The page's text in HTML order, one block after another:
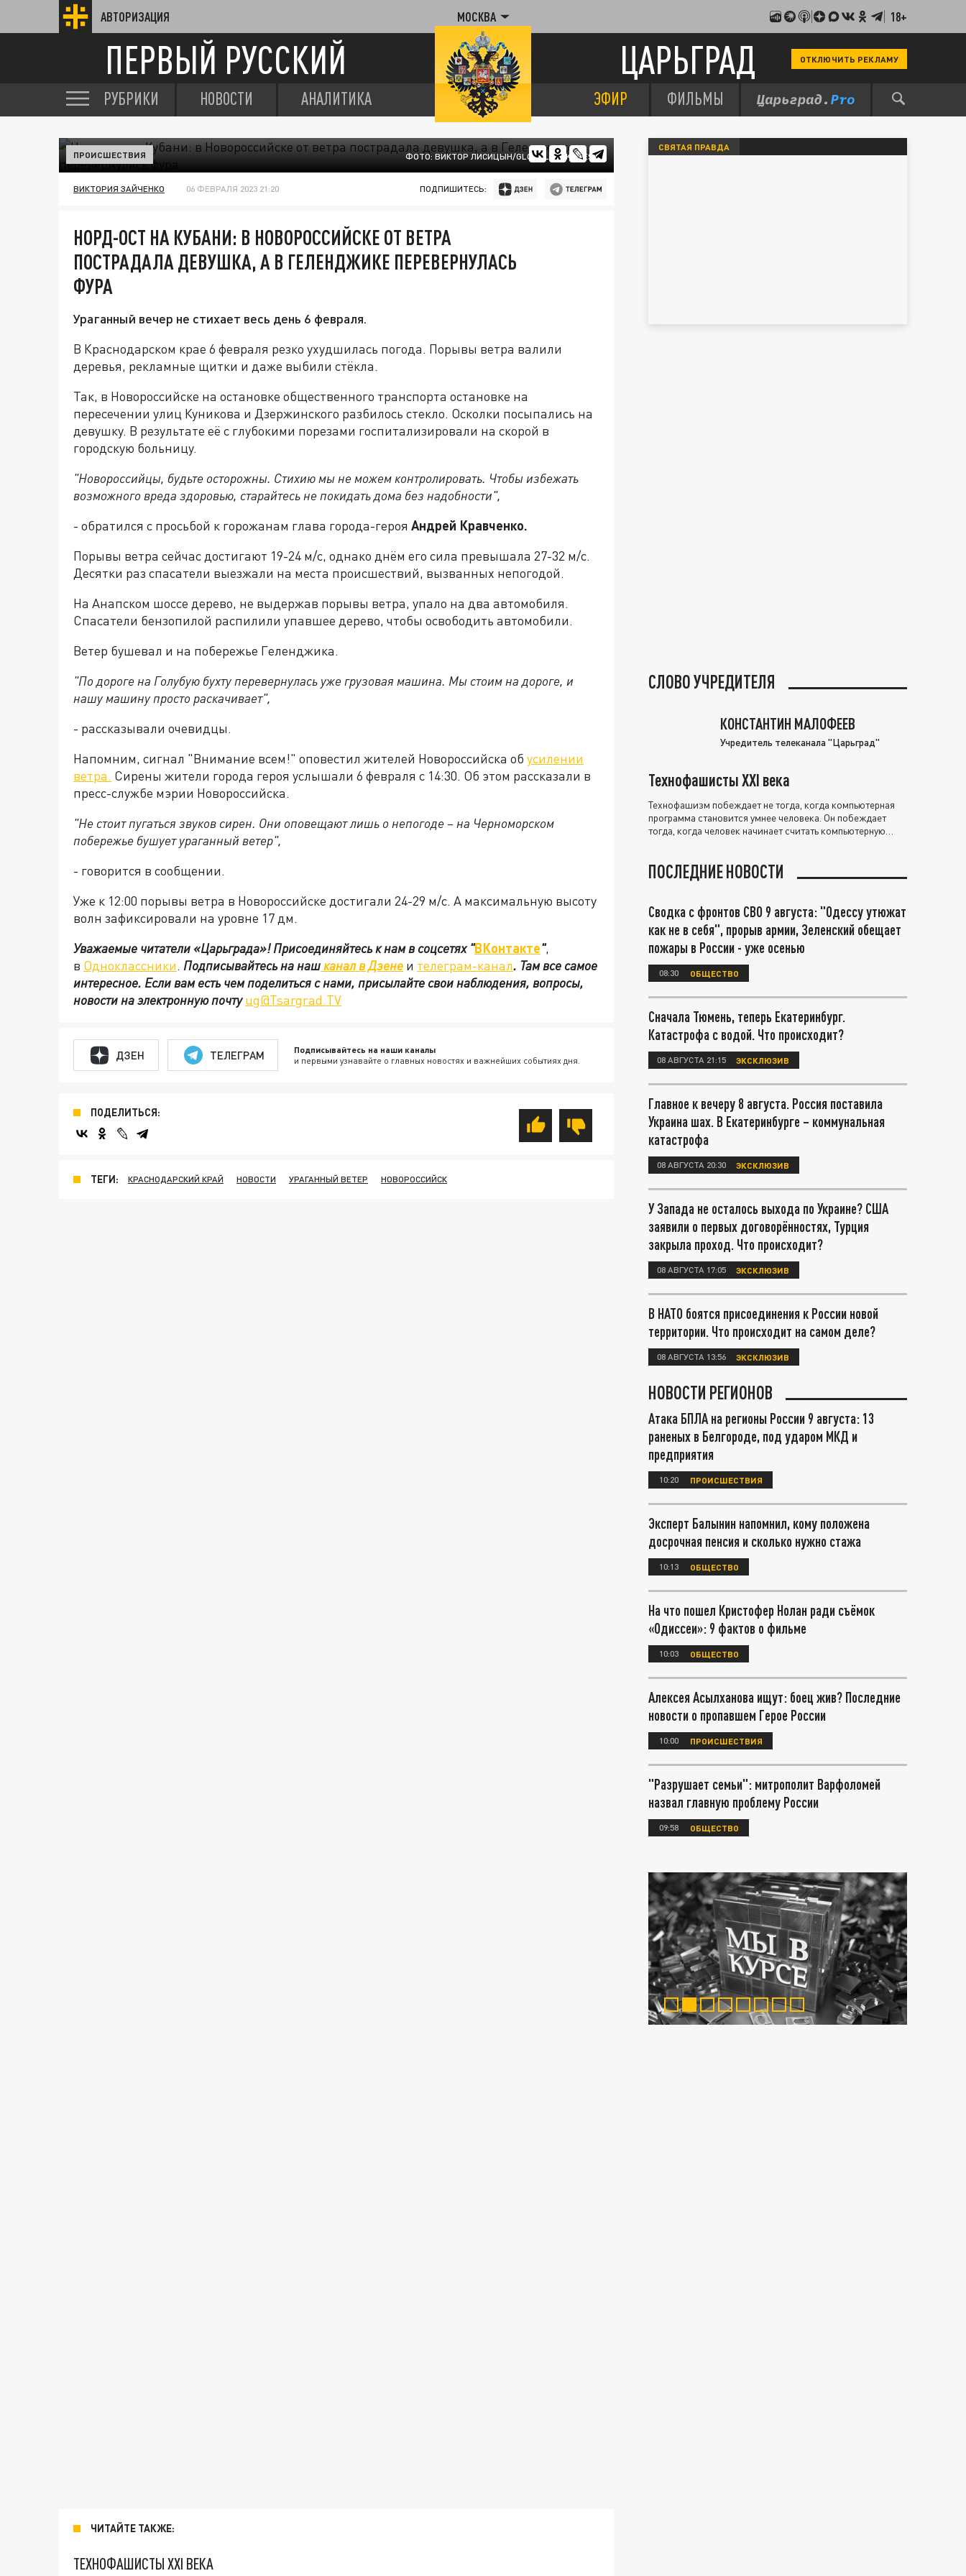
АВТОРИЗАЦИЯ МОСКВА 18+
ПЕРВЫЙ РУССКИЙ ЦАРЬГРАД ОТКЛЮЧИТЬ РЕКЛАМУ
РУБРИКИ НОВОСТИ АНАЛИТИКА ЭФИР ФИЛЬМЫ
ФОТО: ВИКТОР ЛИСИЦЫН/GLOBALLOOKPRESS
ПРОИСШЕСТВИЯ
ВИКТОРИЯ ЗАЙЧЕНКО 06 ФЕВРАЛЯ 2023 21:20 ПОДПИШИТЕСЬ:
НОРД-ОСТ НА КУБАНИ: В НОВОРОССИЙСКЕ ОТ ВЕТРА
ПОСТРАДАЛА ДЕВУШКА, А В ГЕЛЕНДЖИКЕ ПЕРЕВЕРНУЛАСЬ
ФУРА
Ураганный вечер не стихает весь день 6 февраля.
В Краснодарском крае 6 февраля резко ухудшилась погода. Порывы ветра валили
деревья, рекламные щитки и даже выбили стёкла.
Так, в Новороссийске на остановке общественного транспорта остановке на
пересечении улиц Куникова и Дзержинского разбилось стекло. Осколки посыпались на
девушку. В результате её с глубокими порезами госпитализировали на скорой в
городскую больницу.
"Новороссийцы, будьте осторожны. Стихию мы не можем контролировать. Чтобы избежать
возможного вреда здоровью, старайтесь не покидать дома без надобности",
- обратился с просьбой к горожанам глава города-героя Андрей Кравченко.
Порывы ветра сейчас достигают 19-24 м/с, однако днём его сила превышала 27-32 м/с.
Десятки раз спасатели выезжали на места происшествий, вызванных непогодой.
На Анапском шоссе дерево, не выдержав порывы ветра, упало на два автомобиля.
Спасатели бензопилой распилили упавшее дерево, чтобы освободить автомобили.
Ветер бушевал и на побережье Геленджика.
"По дороге на Голубую бухту перевернулась уже грузовая машина. Мы стоим на дороге, и
нашу машину просто раскачивает",
- рассказывали очевидцы.
Напомним, сигнал "Внимание всем!" оповестил жителей Новороссийска об усилении
ветра. Сирены жители города героя услышали 6 февраля с 14:30. Об этом рассказали в
пресс-службе мэрии Новороссийска.
"Не стоит пугаться звуков сирен. Они оповещают лишь о непогоде – на Черноморском
побережье бушует ураганный ветер",
- говорится в сообщении.
Уже к 12:00 порывы ветра в Новороссийске достигали 24-29 м/с. А максимальную высоту
волн зафиксировали на уровне 17 дм.
Уважаемые читатели «Царьграда»!Присоединяйтесь к нам в соцсетях"ВКонтакте",
в Одноклассники. Подписывайтесь на нашканал в Дзене и телеграм-канал. Там все самое
интересное. Если вам есть чем поделиться с нами, присылайте свои наблюдения, вопросы,
новости на электронную почтуug@Tsargrad.TV
ДЗЕН ТЕЛЕГРАМ Подписывайтесь на наши каналы
и первыми узнавайте о главных новостях и важнейших событиях дня.
ПОДЕЛИТЬСЯ:
ТЕГИ: КРАСНОДАРСКИЙ КРАЙ НОВОСТИ УРАГАННЫЙ ВЕТЕР НОВОРОССИЙСК
ЧИТАЙТЕ ТАКЖЕ:
ТЕХНОФАШИСТЫ XXI ВЕКА
СВЯТАЯ ПРАВДА
СЛОВО УЧРЕДИТЕЛЯ
КОНСТАНТИН МАЛОФЕЕВ
Учредитель телеканала "Царьград"
Технофашисты XXI века
Технофашизм побеждает не тогда, когда компьютерная
программа становится умнее человека. Он побеждает
тогда, когда человек начинает считать компьютерную
ПОСЛЕДНИЕ НОВОСТИ
Сводка с фронтов СВО 9 августа: "Одессу утюжат
как не в себя", прорыв армии, Зеленский обещает
пожары в России - уже осенью
08:30 ОБЩЕСТВО
Сначала Тюмень, теперь Екатеринбург.
Катастрофа с водой. Что происходит?
08 АВГУСТА 21:15 ЭКСКЛЮЗИВ
Главное к вечеру 8 августа. Россия поставила
Украина шах. В Екатеринбурге – коммунальная
катастрофа
08 АВГУСТА 20:30 ЭКСКЛЮЗИВ
У Запада не осталось выхода по Украине? США
заявили о первых договорённостях, Турция
закрыла проход. Что происходит?
08 АВГУСТА 17:05 ЭКСКЛЮЗИВ
В НАТО боятся присоединения к России новой
территории. Что происходит на самом деле?
08 АВГУСТА 13:56 ЭКСКЛЮЗИВ
НОВОСТИ РЕГИОНОВ
Атака БПЛА на регионы России 9 августа: 13
раненых в Белгороде, под ударом МКД и
предприятия
10:20 ПРОИСШЕСТВИЯ
Эксперт Балынин напомнил, кому положена
досрочная пенсия и сколько нужно стажа
10:13 ОБЩЕСТВО
На что пошел Кристофер Нолан ради съёмок
«Одиссеи»: 9 фактов о фильме
10:03 ОБЩЕСТВО
Алексея Асылханова ищут: боец жив? Последние
новости о пропавшем Герое России
10:00 ПРОИСШЕСТВИЯ
"Разрушает семьи": митрополит Варфоломей
назвал главную проблему России
09:58 ОБЩЕСТВО